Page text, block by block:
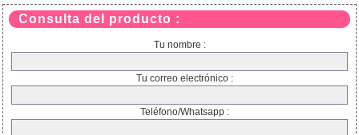
Consulta del producto :
Tu nombre :
Tu correo electrónico :
Teléfono/Whatsapp :